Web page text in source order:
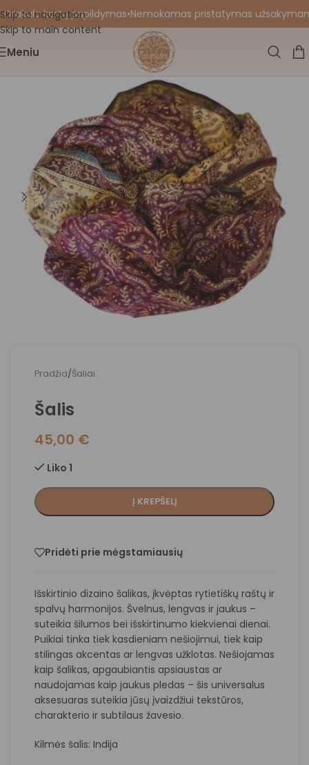
Skip to navigation
Skip to main content
kortų papildymas•Nemokamas pristatymas
Meniu
Pradžia/Šaliai
Šalis
45,00 €
Liko 1
Į KREPŠELĮ
Pridėti prie mėgstamiausių
Išskirtinio dizaino šalikas, įkvėptas rytietiškų raštų ir
spalvų harmonijos. Švelnus, lengvas ir jaukus –
suteikia šilumos bei išskirtinumo kiekvienai dienai.
Puikiai tinka tiek kasdieniam nešiojimui, tiek kaip
stilingas akcentas ar lengvas užklotas. Nešiojamas
kaip šalikas, apgaubiantis apsiaustas ar
naudojamas kaip jaukus pledas – šis universalus
aksesuaras suteikia jūsų įvaizdžiui tekstūros,
charakterio ir subtilaus žavesio.
Kilmės šalis: Indija